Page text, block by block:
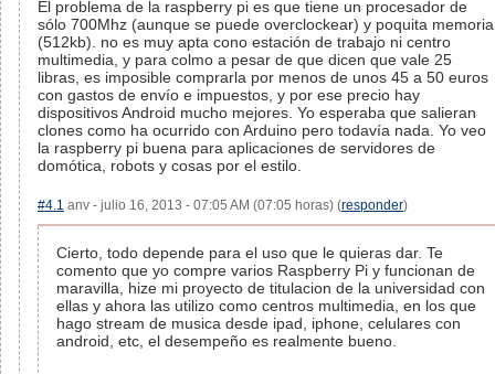
El problema de la raspberry pi es que tiene un procesador de
sólo 700Mhz (aunque se puede overclockear) y poquita memoria
(512kb). no es muy apta cono estación de trabajo ni centro
multimedia, y para colmo a pesar de que dicen que vale 25
libras, es imposible comprarla por menos de unos 45 a 50 euros
con gastos de envío e impuestos, y por ese precio hay
dispositivos Android mucho mejores. Yo esperaba que salieran
clones como ha ocurrido con Arduino pero todavía nada. Yo veo
la raspberry pi buena para aplicaciones de servidores de
domótica, robots y cosas por el estilo.
#4.1 anv - julio 16, 2013 - 07:05 AM (07:05 horas) (responder)
Cierto, todo depende para el uso que le quieras dar. Te
comento que yo compre varios Raspberry Pi y funcionan de
maravilla, hize mi proyecto de titulacion de la universidad con
ellas y ahora las utilizo como centros multimedia, en los que
hago stream de musica desde ipad, iphone, celulares con
android, etc, el desempeño es realmente bueno.